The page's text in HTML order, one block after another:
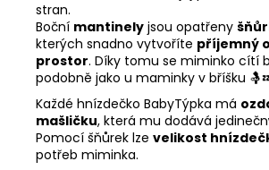
stran.
Boční mantinely jsou opatřeny
kterých snadno vytvoříte příjemný
prostor. Díky tomu se miminko cítí
podobně jako u maminky v bříšku
Každé hnízdečko BabyTýpka má
mašličku, která mu dodává
Pomocí šňůrek lze velikost
potřeb miminka.